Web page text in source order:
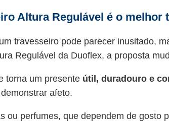
Altura Regulável é o melhor
travesseiro pode parecer inusitado,
Regulável da Duoflex, a proposta
torna um presente útil, duradouro e
afeto.
ou perfumes, que dependem de gosto